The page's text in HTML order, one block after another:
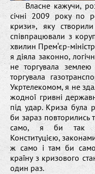
Власне кажучи,
січні 2009 року по
кризи», яку
співпрацювали з
хвилин Прем‘єр-
я діяла законно,
не торгувала
торгувала
Укртелекомом, я не
жодної гривні
під удар. Криза була
би зараз повторились
само, я би так
Конституцією,
ж само і там би само
країну з кризового
один раз.